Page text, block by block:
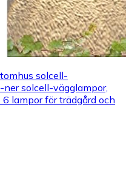
solcell-
solcell-vägglampor,
lampor för trädgård och